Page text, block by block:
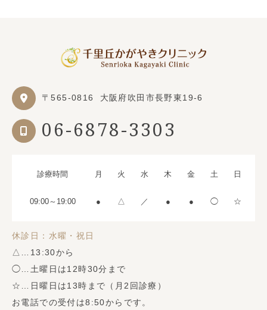
〒565-0816 大阪府吹田市長野東19-6
06-6878-3303
診療時間 月 火 水 木 金 土 日
09:00～19:00 ● △ ／ ● ● ◯ ☆
休診日：水曜・祝日
△…13:30から
◯…土曜日は12時30分まで
☆…日曜日は13時まで（月2回診療）
お電話での受付は8:50からです。